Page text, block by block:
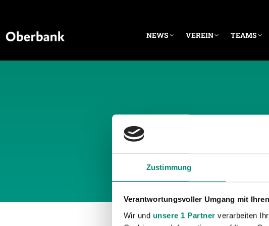
Zustimmung
Verantwortungsvoller Umgang mit
Wir und unsere 1 Partner verarbeiten
NEWS VEREIN TEAMS
TÄGLICHE